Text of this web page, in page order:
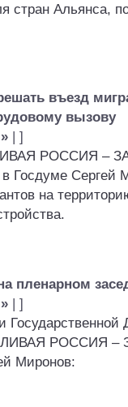
стран Альянса,
въезд
вызову
| ]
РОССИЯ –
Госдуме Сергей
на
пленарном
| ]
РОССИЯ –
Миронов: